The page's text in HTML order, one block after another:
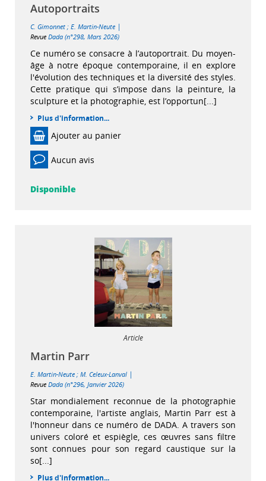
Autoportraits
C. Gimonnet ; E. Martin-Neute |
Revue Dada (n°298, Mars 2026)
Ce numéro se consacre à l’autoportrait. Du moyen-
âge à notre époque contemporaine, il en explore
l'évolution des techniques et la diversité des styles.
Cette pratique qui s’impose dans la peinture, la
sculpture et la photographie, est l’opportun[...]
Plus d'information...
Ajouter au panier
Aucun avis
Disponible
Article
Martin Parr
E. Martin-Neute ; M. Celeux-Lanval |
Revue Dada (n°296, Janvier 2026)
Star mondialement reconnue de la photographie
contemporaine, l'artiste anglais, Martin Parr est à
l'honneur dans ce numéro de DADA. A travers son
univers coloré et espiègle, ces œuvres sans filtre
sont connues pour son regard caustique sur la
so[...]
Plus d'information...